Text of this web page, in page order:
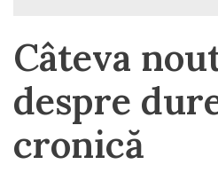
Câteva
despre
cronică